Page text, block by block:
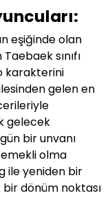
eşiğinde olan
sınıfı
karakterini
gelen en
gelecek
bir unvanı
olma
ile yeniden bir
dönüm noktası